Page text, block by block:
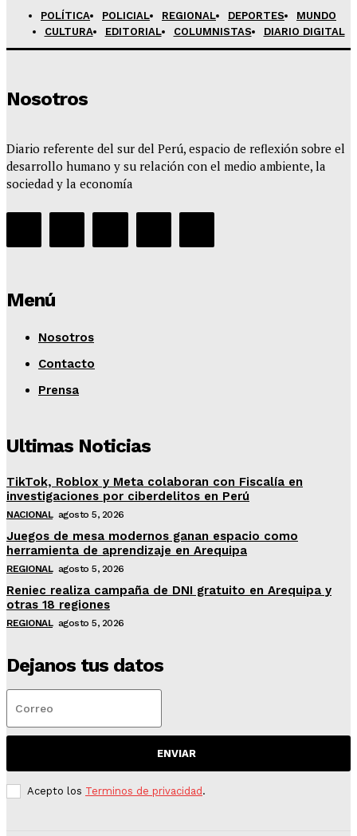
POLÍTICA
POLICIAL REGIONAL DEPORTES
MUNDO
CULTURA
EDITORIAL COLUMNISTAS DIARIO DIGITAL
Nosotros
Diario referente del sur del Perú, espacio de reflexión sobre el
desarrollo humano y su relación con el medio ambiente, la
sociedad y la economía
Menú
Nosotros
Contacto
Prensa
Ultimas Noticias
TikTok, Roblox y Meta colaboran con Fiscalía en
investigaciones por ciberdelitos en Perú
NACIONAL agosto 5, 2026
Juegos de mesa modernos ganan espacio como
herramienta de aprendizaje en Arequipa
REGIONAL agosto 5, 2026
Reniec realiza campaña de DNI gratuito en Arequipa y
otras 18 regiones
REGIONAL agosto 5, 2026
Dejanos tus datos
ENVIAR
Acepto los Terminos de privacidad .